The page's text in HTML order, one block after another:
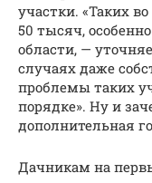
участки. «Таких
50 тысяч,
области, —
случаях даже
проблемы таких
порядке». Ну и
дополнительная
Дачникам на